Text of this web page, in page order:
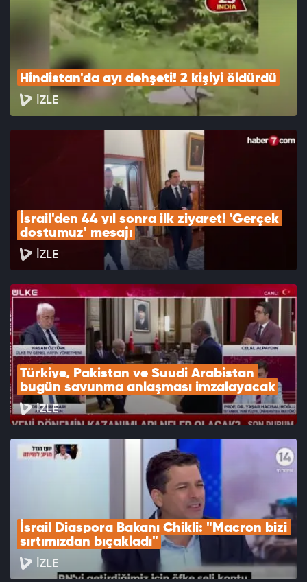
Hindistan'da ayı dehşeti! 2 kişiyi öldürdü
İZLE
İsrail'den 44 yıl sonra ilk ziyaret! 'Gerçek
dostumuz' mesajı
İZLE
Türkiye, Pakistan ve Suudi Arabistan
bugün savunma anlaşması imzalayacak
İZLE
İsrail Diaspora Bakanı Chikli: "Macron bizi
sırtımızdan bıçakladı"
İZLE